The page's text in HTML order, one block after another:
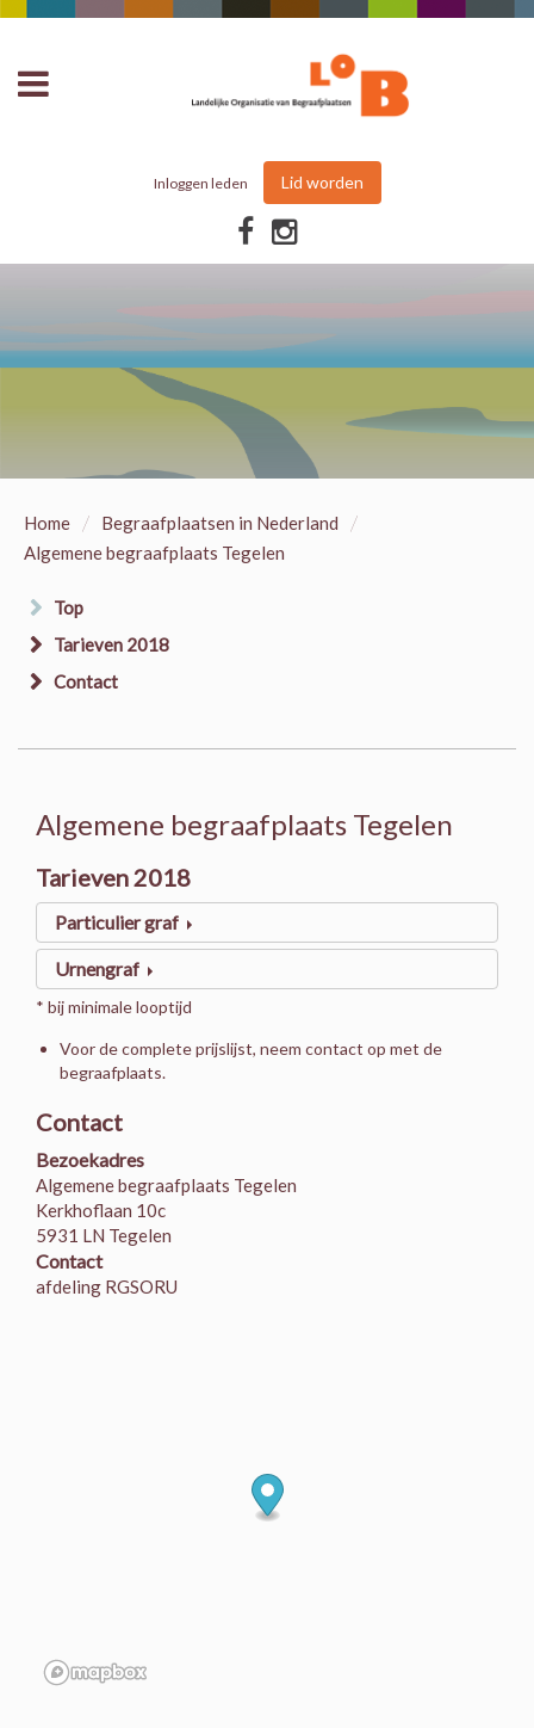
Inloggen leden Lid worden
Home / Begraafplaatsen in Nederland /
Algemene begraafplaats Tegelen
Top
Tarieven 2018
Contact
Algemene begraafplaats Tegelen
Tarieven 2018
Particulier graf
Urnengraf
* bij minimale looptijd
Voor de complete prijslijst, neem contact op met de
begraafplaats.
Contact
Bezoekadres
Algemene begraafplaats Tegelen
Kerkhoflaan 10c
5931 LN Tegelen
Contact
afdeling RGSORU